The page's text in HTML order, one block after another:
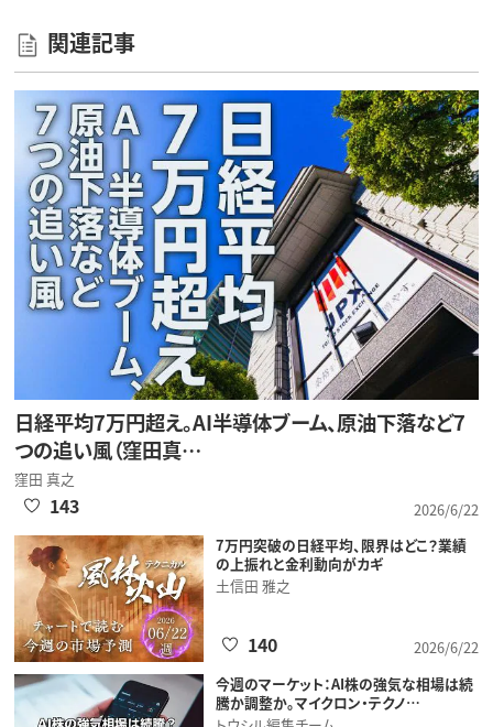
関連記事
日経平均7万円超え。AI半導体ブーム、原油下落など7
つの追い風（窪田真…
窪田 真之
2026/6/22
143
7万円突破の日経平均、限界はどこ？業績
の上振れと金利動向がカギ
土信田 雅之
2026/6/22
140
今週のマーケット：AI株の強気な相場は続
騰か調整か。マイクロン・テクノ…